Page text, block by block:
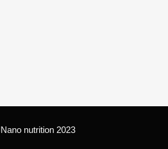
Nano nutrition 2023